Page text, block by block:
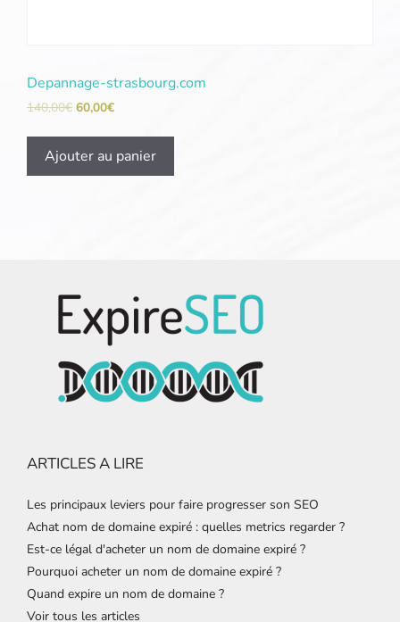
Depannage-strasbourg.com
140,00€ 60,00€
Ajouter au panier
ARTICLES A LIRE
Les principaux leviers pour faire progresser son SEO
Achat nom de domaine expiré : quelles metrics regarder ?
Est-ce légal d'acheter un nom de domaine expiré ?
Pourquoi acheter un nom de domaine expiré ?
Quand expire un nom de domaine ?
Voir tous les articles